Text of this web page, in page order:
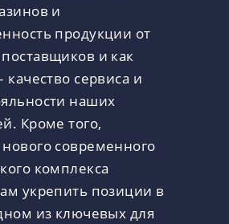
и
продукции от
и как
качество сервиса и
наших
Кроме того,
современного
комплекса
укрепить позиции в
из ключевых для